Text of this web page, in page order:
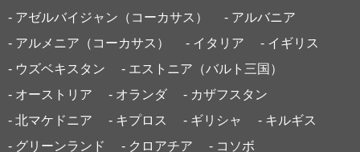
- アゼルバイジャン（コーカサス）
- アルバニア
- アルメニア（コーカサス）
- イタリア
- イギリス
- ウズベキスタン
- エストニア（バルト三国）
- オーストリア
- オランダ
- カザフスタン
- 北マケドニア
- キプロス - ギリシャ
- キルギス
- グリーンランド
- クロアチア
- コソボ